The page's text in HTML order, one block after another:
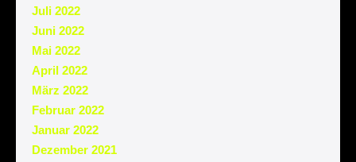
Juli 2022
Juni 2022
Mai 2022
April 2022
März 2022
Februar 2022
Januar 2022
Dezember 2021